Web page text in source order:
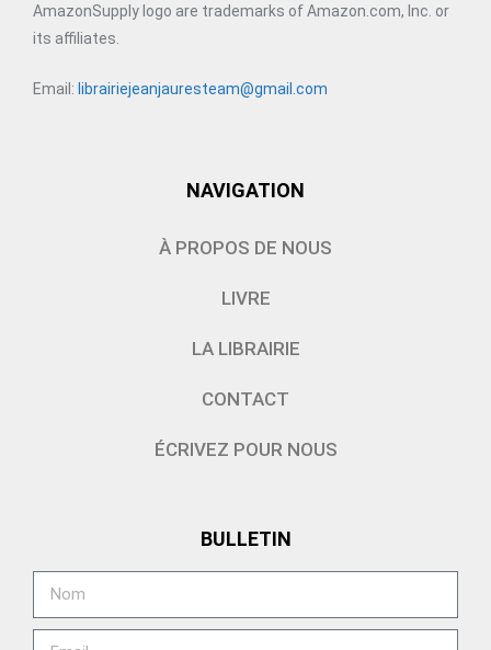
AmazonSupply logo are trademarks of Amazon.com, Inc. or
its affiliates.
Email: librairiejeanjauresteam@gmail.com
NAVIGATION
À PROPOS DE NOUS
LIVRE
LA LIBRAIRIE
CONTACT
ÉCRIVEZ POUR NOUS
BULLETIN